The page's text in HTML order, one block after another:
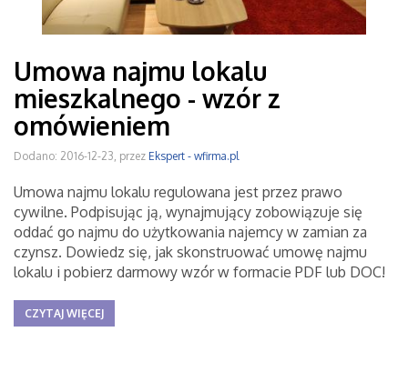
Umowa najmu lokalu
mieszkalnego - wzór z
omówieniem
Dodano: 2016-12-23, przez Ekspert - wfirma.pl
Umowa najmu lokalu regulowana jest przez prawo
cywilne. Podpisując ją, wynajmujący zobowiązuje się
oddać go najmu do użytkowania najemcy w zamian za
czynsz. Dowiedz się, jak skonstruować umowę najmu
lokalu i pobierz darmowy wzór w formacie PDF lub DOC!
CZYTAJ WIĘCEJ